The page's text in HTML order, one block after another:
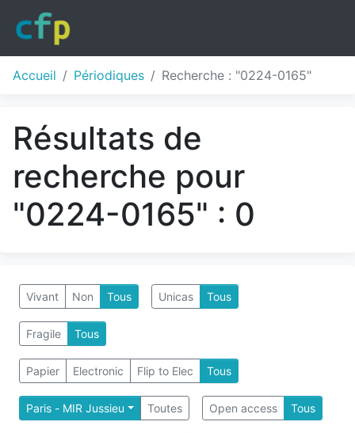
Accueil Périodiques Recherche : "0224-0165"
Résultats de
recherche pour
"0224-0165" : 0
Vivant Non Tous Unicas Tous
Fragile Tous
Papier Electronic Flip to Elec Tous
Paris - MIR Jussieu Toutes Open access Tous